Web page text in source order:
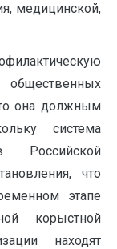
медицинс­кой,
общественных
она должным
система
Российской
что
этапе
корыстной
находят